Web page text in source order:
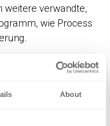
About
weitere verwandte,
wie Process
war natürlich die
Dachlounge, wo wir
Menge Getränken
als